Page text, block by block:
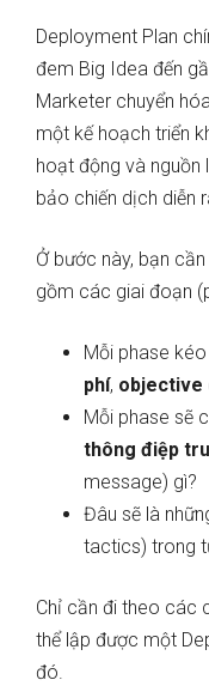
Deployment Plan
đem Big Idea đến
Marketer chuyển
một kế hoạch triển
hoạt động và
bảo chiến dịch diễn
Ở bước này, bạn
gồm các giai đoạn
Mỗi phase
phí, objective
Mỗi phase sẽ
thông điệp
message) gì?
Đâu sẽ là
tactics) trong
Chỉ cần đi theo các
thể lập được một
đó.